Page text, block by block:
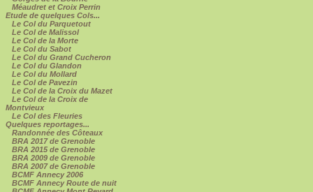
Méaudret et Croix Perrin
Etude de quelques Cols...
Le Col du Parquetout
Le Col de Malissol
Le Col de la Morte
Le Col du Sabot
Le Col du Grand Cucheron
Le Col du Glandon
Le Col du Mollard
Le Col de Pavezin
Le Col de la Croix du Mazet
Le Col de la Croix de
Montvieux
Le Col des Fleuries
Quelques reportages...
Randonnée des Côteaux
BRA 2017 de Grenoble
BRA 2015 de Grenoble
BRA 2009 de Grenoble
BRA 2007 de Grenoble
BCMF Annecy 2006
BCMF Annecy Route de nuit